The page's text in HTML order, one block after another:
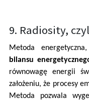
9. Radiosity,
Metoda
bilansu
równowagę energii
założeniu, że procesy
Metoda pozwala